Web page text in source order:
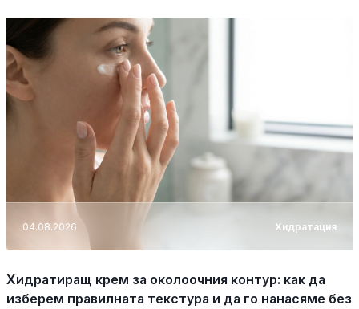
04.08.2026 Хидратация
Хидратиращ крем за околоочния контур: как да
изберем правилната текстура и да го нанасяме без